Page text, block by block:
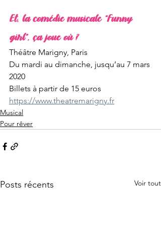
Et, la comédie musicale “Funny
girl”, ça joue où ?
Théâtre Marigny, Paris
Du mardi au dimanche, jusqu’au 7 mars
2020
Billets à partir de 15 euros
https://www.theatremarigny.fr
Musical
Pour rêver
Posts récents Voir tout